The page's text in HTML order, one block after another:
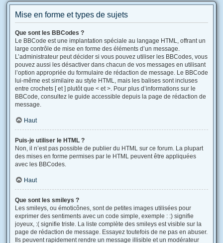
Mise en forme et types de sujets
Que sont les BBCodes ?
Le BBCode est une implantation spéciale au langage HTML, offrant un
large contrôle de mise en forme des éléments d’un message.
L’administrateur peut décider si vous pouvez utiliser les BBCodes, vous
pouvez aussi les désactiver dans chacun de vos messages en utilisant
l’option appropriée du formulaire de rédaction de message. Le BBCode
lui-même est similaire au style HTML, mais les balises sont incluses
entre crochets [ et ] plutôt que < et >. Pour plus d’informations sur le
BBCode, consultez le guide accessible depuis la page de rédaction de
message.
Haut
Puis-je utiliser le HTML ?
Non, il n’est pas possible de publier du HTML sur ce forum. La plupart
des mises en forme permises par le HTML peuvent être appliquées
avec les BBCodes.
Haut
Que sont les smileys ?
Les smileys, ou émoticônes, sont de petites images utilisées pour
exprimer des sentiments avec un code simple, exemple : :) signifie
joyeux, :( signifie triste. La liste complète des smileys est visible sur la
page de rédaction de message. Essayez toutefois de ne pas en abuser.
Ils peuvent rapidement rendre un message illisible et un modérateur